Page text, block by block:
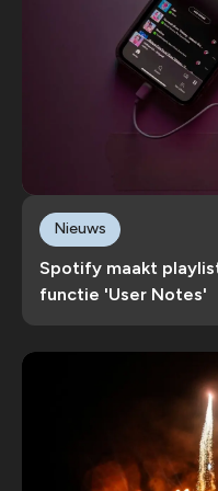
Spotify maakt
functie 'User Notes'
Nieuws